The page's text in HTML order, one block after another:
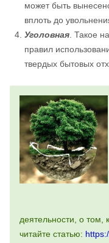
может быть
вплоть до
Уголовная. Такое
правил
твердых бытовых
деятельности, о том,
читайте статью: